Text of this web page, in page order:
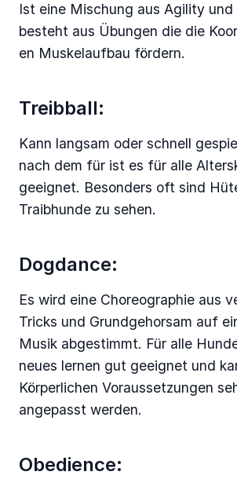
Ist eine Mischung aus Agility und
besteht aus Übungen die die
en Muskelaufbau fördern.
Treibball:
Kann langsam oder schnell
nach dem für ist es für alle
geeignet. Besonders oft sind
Traibhunde zu sehen.
Dogdance:
Es wird eine Choreographie aus
Tricks und Grundgehorsam auf
Musik abgestimmt. Für alle
neues lernen gut geeignet und
Körperlichen Voraussetzungen
angepasst werden.
Obedience: